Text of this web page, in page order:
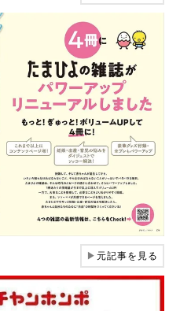
▶元記事を見る